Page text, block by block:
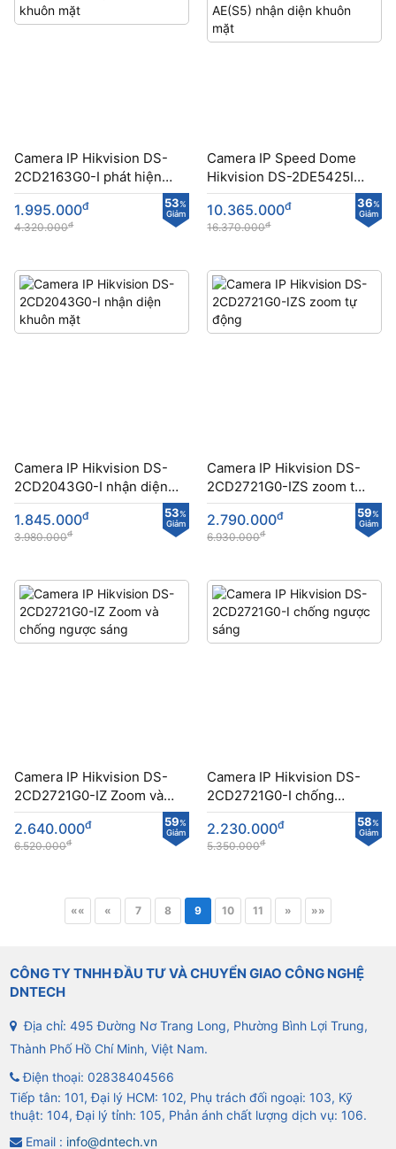
Camera IP Hikvision DS-
2CD2163G0-I phát hiện
khuôn mặt
53%
Giảm
1.995.000đ
4.320.000đ
Camera IP Speed Dome
Hikvision DS-2DE5425IW-
AE(S5) nhận diện khuôn
mặt
36%
Giảm
10.365.000đ
16.370.000đ
Camera IP Hikvision DS-
2CD2043G0-I nhận diện
khuôn mặt
53%
Giảm
1.845.000đ
3.980.000đ
Camera IP Hikvision DS-
2CD2721G0-IZS zoom tự
động
59%
Giảm
2.790.000đ
6.930.000đ
Camera IP Hikvision DS-
2CD2721G0-IZ Zoom và
chống ngược sáng
59%
Giảm
2.640.000đ
6.520.000đ
Camera IP Hikvision DS-
2CD2721G0-I chống
ngược sáng
58%
Giảm
2.230.000đ
5.350.000đ
«« « 7 8 9 10 11 » »»
CÔNG TY TNHH ĐẦU TƯ VÀ CHUYỂN GIAO CÔNG NGHỆ
DNTECH
Địa chỉ: 495 Đường Nơ Trang Long, Phường Bình Lợi Trung,
Thành Phố Hồ Chí Minh, Việt Nam.
Điện thoại: 02838404566
Tiếp tân: 101, Đại lý HCM: 102, Phụ trách đối ngoại: 103, Kỹ
thuật: 104, Đại lý tỉnh: 105, Phản ánh chất lượng dịch vụ: 106.
Email : info@dntech.vn